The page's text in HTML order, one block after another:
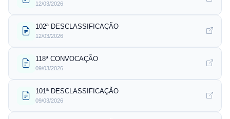
12/03/2026
102ª DESCLASSIFICAÇÃO
12/03/2026
118ª CONVOCAÇÃO
09/03/2026
101ª DESCLASSIFICAÇÃO
09/03/2026